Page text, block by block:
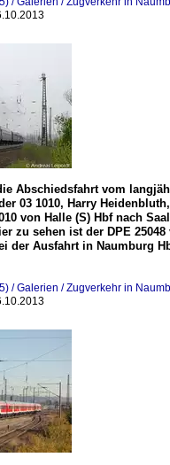
Abschiedsfahrt vom
03 1010, Harry
von Halle (S) Hbf nach
zu sehen ist der DPE 25048
der Ausfahrt in Naumburg
/ Galerien / Zugverkehr in